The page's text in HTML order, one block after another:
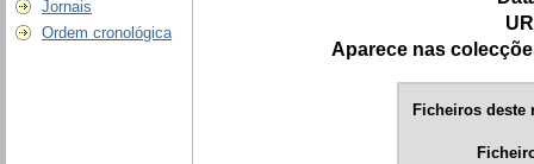
Jornais
Ordem cronológica
Aparece nas
Ficheiros deste